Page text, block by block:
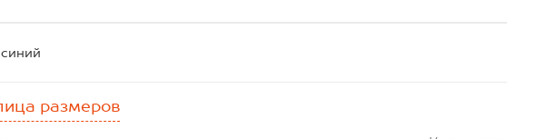
синий
размеров